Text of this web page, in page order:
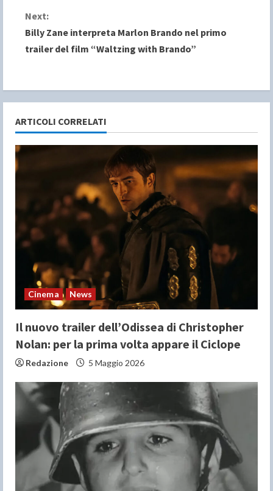
n
t
n
u
e
d
n
g
Next:
Billy Zane interpreta Marlon Brando nel primo
trailer del film “Waltzing with Brando”
ARTICOLI CORRELATI
Cinema News
Il nuovo trailer dell’Odissea di Christopher
Nolan: per la prima volta appare il Ciclope
Redazione 5 Maggio 2026